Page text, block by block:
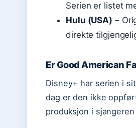
Serien er listet
Hulu (USA) –
direkte
Er Good American
Disney+ har serien i
dag er den ikke
produksjon i